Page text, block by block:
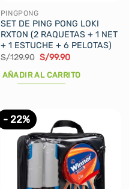
PINGPONG
SET DE PING PONG LOKI
RXTON (2 RAQUETAS + 1 NET
+ 1 ESTUCHE + 6 PELOTAS)
S/129.90 El
original
era:
S/99.90El
actual
AÑADIR AL CARRITO
- 22%